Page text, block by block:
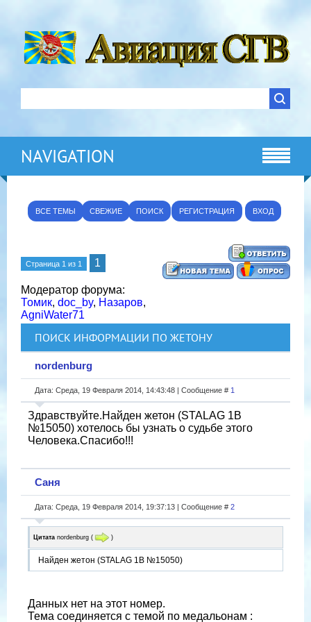
NAVIGATION
ВСЕ ТЕМЫ СВЕЖИЕ ПОИСК РЕГИСТРАЦИЯ ВХОД
Страница 1 из 1 1
Модератор форума:
Томик, doc_by, Назаров,
AgniWater71
ПОИСК ИНФОРМАЦИИ ПО ЖЕТОНУ
nordenburg
Дата: Среда, 19 Февраля 2014, 14:43:48 | Сообщение # 1
Здравствуйте.Найден жетон (STALAG 1B
№15050) хотелось бы узнать о судьбе этого
Человека.Спасибо!!!
Саня
Дата: Среда, 19 Февраля 2014, 19:37:13 | Сообщение # 2
Цитата nordenburg ( )
Найден жетон (STALAG 1B №15050)
Данных нет на этот номер.
Тема соединяется с темой по медальонам :